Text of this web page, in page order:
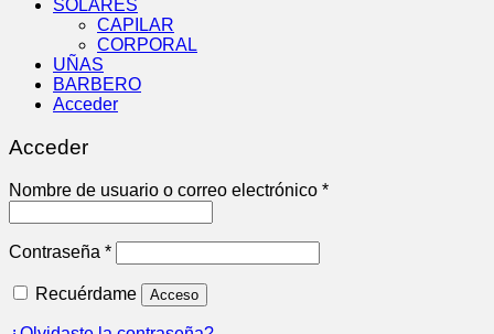
SOLARES
CAPILAR
CORPORAL
UÑAS
BARBERO
Acceder
Acceder
Nombre de usuario o correo electrónico *Obligatorio
Contraseña *Obligatorio
Recuérdame Acceso